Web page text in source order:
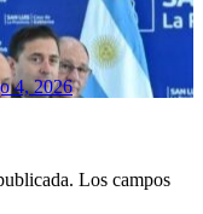
4, 2026
Los campos